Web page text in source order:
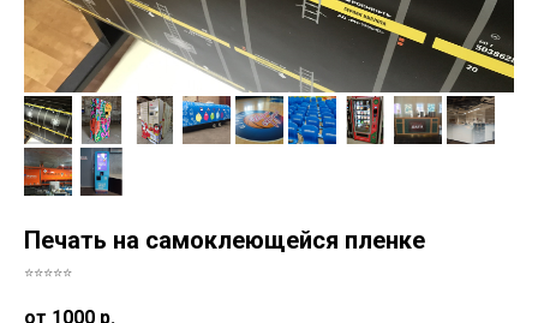
Печать на самоклеющейся пленке
⭐⭐⭐⭐⭐
от 1000 р.